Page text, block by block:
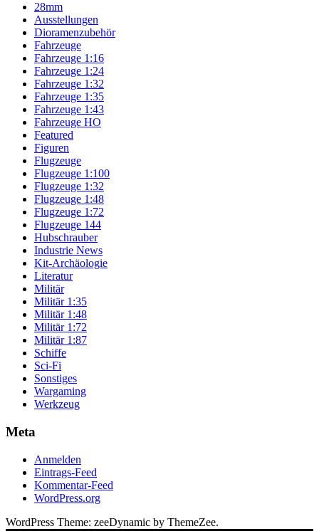
28mm
Ausstellungen
Dioramenzubehör
Fahrzeuge
Fahrzeuge 1:16
Fahrzeuge 1:24
Fahrzeuge 1:32
Fahrzeuge 1:35
Fahrzeuge 1:43
Fahrzeuge HO
Featured
Figuren
Flugzeuge
Flugzeuge 1:100
Flugzeuge 1:32
Flugzeuge 1:48
Flugzeuge 1:72
Flugzeuge 144
Hubschrauber
Industrie News
Kit-Archäologie
Literatur
Militär
Militär 1:35
Militär 1:48
Militär 1:72
Militär 1:87
Schiffe
Sci-Fi
Sonstiges
Wargaming
Werkzeug
Meta
Anmelden
Eintrags-Feed
Kommentar-Feed
WordPress.org
WordPress Theme: zeeDynamic by ThemeZee.